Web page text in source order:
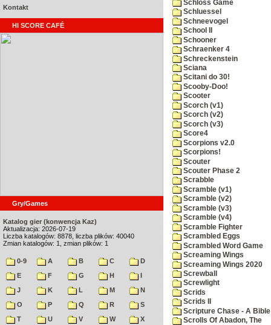
Kontakt
HI SCORE CAFÉ
Gry/Games
Katalog gier (konwencja Kaz)
Aktualizacja: 2026-07-19
Liczba katalogów: 8878, liczba plików: 40040
Zmian katalogów: 1, zmian plików: 1
0-9 A B C
D
E
F G H
I
J
K L M
N
O
P Q R
S
T
U V W
X
Schloss Game
Schluessel
Schneevogel
School II
Schooner
Schraenker 4
Schreckenstein
Sciana
Scitani do 30!
Scooby-Doo!
Scooter
Scorch (v1)
Scorch (v2)
Scorch (v3)
Score4
Scorpions v2.0
Scorpions!
Scouter
Scouter Phase 2
Scrabble
Scramble (v1)
Scramble (v2)
Scramble (v3)
Scramble (v4)
Scramble Fighter
Scrambled Eggs
Scrambled Word Game
Screaming Wings
Screaming Wings 2020
Screwball
Screwlight
Scrids
Scrids II
Scripture Chase - A Bible
Scrolls Of Abadon, The